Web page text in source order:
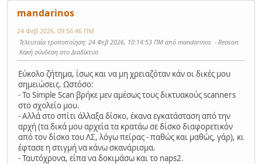
mandarinos
24 Φεβ 2026, 09:56:46 ΠΜ
Τελευταία τροποποίηση: 24 Φεβ 2026, 10:14:53 ΠΜ από mandarinos Reason:
Κακή σύνδεση στο Διαδίκτυο
Εύκολο ζήτημα, ίσως και να μη χρειαζόταν κάν οι δικές μου
σημειώσεις. Ωστόσο:
- Το Simple Scan βρήκε μεν αμέσως τους δικτυακούς scanners
στο σχολείο μου.
- Αλλά στο σπίτι άλλαξα δίσκο, έκανα εγκατάσταση από την
αρχή (τα δικά μου αρχεία τα κρατάω σε δίσκο διαφορετικόν
από τον δίσκο του ΛΣ, λόγω πείρας - παθώς και μαθώς, γάρ), κι
έφτασε η στιγμή να κάνω σκανάρισμα.
- Ταυτόχρονα, είπα να δοκιμάσω και το naps2.